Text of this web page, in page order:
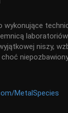
wykonujące
niszy,
MetalSpecies